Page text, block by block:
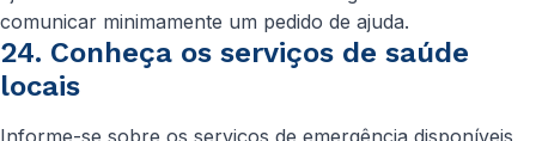
comunicar minimamente um pedido de ajuda.
24. Conheça os serviços de saúde
locais
Informe-se sobre os serviços de emergência disponíveis